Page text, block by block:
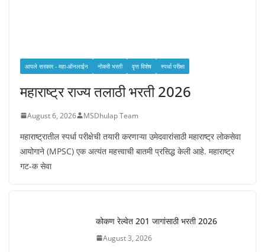
आपले सरकार - महा-ऑनलाईन नोकरी भरती वृत्त विशेष स्पर्धा परीक्षा
महाराष्ट्र राज्य तलाठी भरती 2026
August 6, 2026 MSDhulap Team
महाराष्ट्रातील स्पर्धा परीक्षेची तयारी करणाऱ्या उमेदवारांसाठी महाराष्ट्र लोकसेवा
आयोगाने (MPSC) एक अत्यंत महत्त्वाची बातमी प्रसिद्ध केली आहे. महाराष्ट्र
गट-क सेवा
कोकण रेल्वेत 201 जागांसाठी भरती 2026
August 3, 2026